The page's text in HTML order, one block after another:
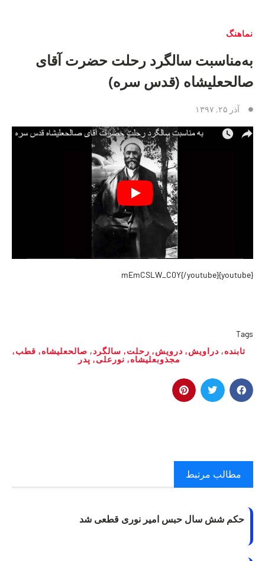
نماهنگ
به‌مناسبت سالگرد رحلت حضرت آقای
صالحعلیشاه (قدس سره)
آذر ۲۵, ۱۳۹۷
{youtube}mEmCSLW_C0Y{/youtube}
Tags
تابنده, دراویش, درویش, رحلت, سالگرد, صالحعلیشاه, قطب,
مجذوبعلیشاه, نورعلی, پدر
مطالب مرتبط
حکم شش سال حبس امیر نوری قطعی شد